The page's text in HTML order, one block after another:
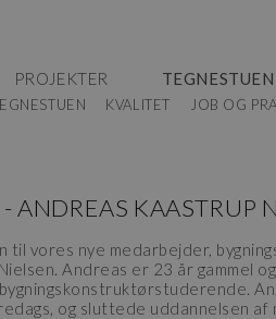
PROJEKTER TEGNESTUEN
KVALITET JOB OG
ANDREAS KAASTRUP
til vores nye medarbejder,
Andreas er 23 år gammel
og sluttede uddannelsen af